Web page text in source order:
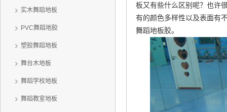
实木舞蹈地板
PVC舞蹈地胶
塑胶舞蹈地板
舞台木地板
舞蹈学校地板
舞蹈教室地板
板又有些什么区别呢？也许
有的颜色多样性以及表面有
舞蹈地板胶。